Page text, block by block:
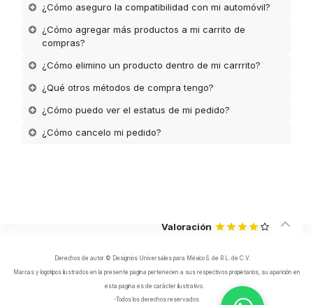
¿Cómo aseguro la compatibilidad con mi automóvil?
¿Cómo agregar más productos a mi carrito de
compras?
¿Cómo elimino un producto dentro de mi carrrito?
¿Qué otros métodos de compra tengo?
¿Cómo puedo ver el estatus de mi pedido?
¿Cómo cancelo mi pedido?
Valoración
Derechos de autor © Designios Universales para México S. de R.L. de C.V.
Marcas y logotipos ilustrados en la presente pagina pertenecen a sus respectivos propietarios, su aparición en
esta pagina es de carácter ilustrativo.
-Todos los derechos reservados.